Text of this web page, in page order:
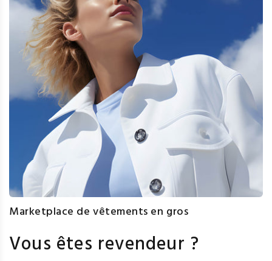
Marketplace de vêtements en gros
Vous êtes revendeur ?